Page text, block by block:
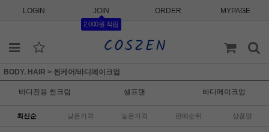
LOGIN JOIN
2,000원 적립
ORDER MYPAGE
BODY. HAIR > 썬케어/바디메이크업
바디전용 썬크림 셀프탠 바디메이크업
최신순 낮은가격 높은가격 판매순위 상품명